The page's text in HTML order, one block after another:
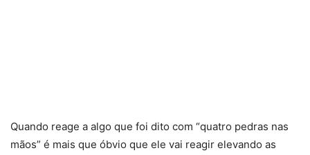
Quando reage a algo que foi dito com “quatro pedras nas
mãos” é mais que óbvio que ele vai reagir elevando as